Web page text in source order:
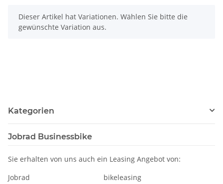
x
Dieser Artikel hat Variationen. Wählen Sie bitte die
gewünschte Variation aus.
Kategorien
Jobrad Businessbike
Sie erhalten von uns auch ein Leasing Angebot von:
Jobrad bikeleasing